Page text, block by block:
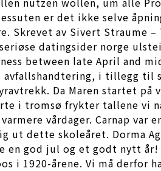
er det ikke selve
Skrevet av Sivert Straume
datingsider norge
between late April and
i tillegg til
Da Maren startet
i tromsø frykter tallene vi
vårdager. Carnap
dette skoleåret. Dorma
en god jul og et godt nytt
i 1920-årene. Vi må